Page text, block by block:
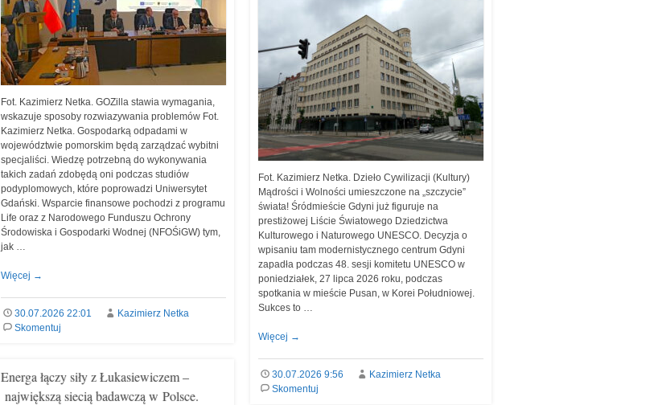
Fot. Kazimierz Netka. GOZilla stawia wymagania,
wskazuje sposoby rozwiazywania problemów Fot.
Kazimierz Netka. Gospodarką odpadami w
województwie pomorskim będą zarządzać wybitni
specjaliści. Wiedzę potrzebną do wykonywania
takich zadań zdobędą oni podczas studiów
podyplomowych, które poprowadzi Uniwersytet
Gdański. Wsparcie finansowe pochodzi z programu
Life oraz z Narodowego Funduszu Ochrony
Środowiska i Gospodarki Wodnej (NFOŚiGW) tym,
jak …
Więcej →
30.07.2026 22:01
Kazimierz Netka
Skomentuj
Fot. Kazimierz Netka. Dzieło Cywilizacji (Kultury)
Mądrości i Wolności umieszczone na „szczycie”
świata! Śródmieście Gdyni już figuruje na
prestiżowej Liście Światowego Dziedzictwa
Kulturowego i Naturowego UNESCO. Decyzja o
wpisaniu tam modernistycznego centrum Gdyni
zapadła podczas 48. sesji komitetu UNESCO w
poniedziałek, 27 lipca 2026 roku, podczas
spotkania w mieście Pusan, w Korei Południowej.
Sukces to …
Więcej →
30.07.2026 9:56
Kazimierz Netka
Skomentuj
Energa łączy siły z Łukasiewiczem –
największą siecią badawczą w Polsce.